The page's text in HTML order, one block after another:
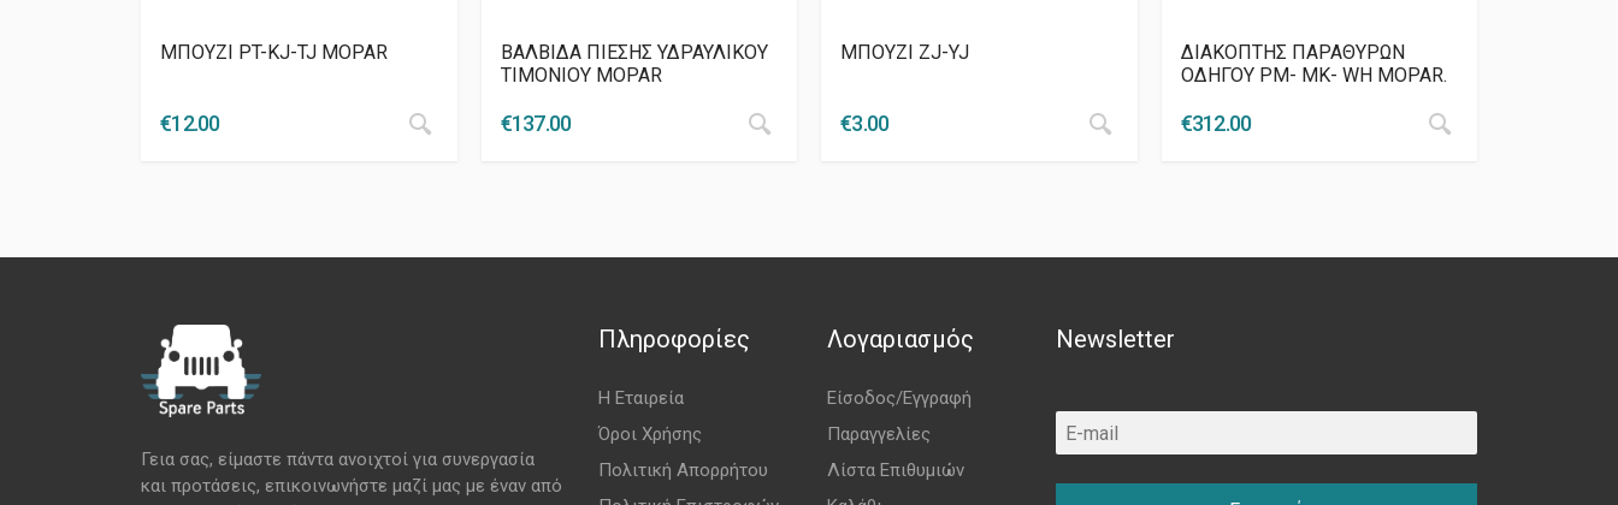
ΜΠΟΥΖΙ PT-KJ-TJ MOPAR
€12.00
ΒΑΛΒΙΔΑ ΠΙΕΣΗΣ ΥΔΡΑΥΛΙΚΟΥ
ΤΙΜΟΝΙΟΥ MOPAR
€137.00
ΜΠΟΥΖΙ ZJ-YJ
€3.00
ΔΙΑΚΟΠΤΗΣ ΠΑΡΑΘΥΡΩΝ
ΟΔΗΓΟΥ PM- MK- WH MOPAR.
€312.00
Γεια σας, είμαστε πάντα ανοιχτοί για συνεργασία
και προτάσεις, επικοινωνήστε μαζί μας με έναν από
Πληροφορίες
Η Εταιρεία
Όροι Χρήσης
Πολιτική Απορρήτου
Λογαριασμός
Είσοδος/Εγγραφή
Παραγγελίες
Λίστα Επιθυμιών
Newsletter